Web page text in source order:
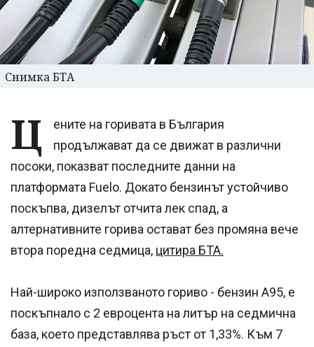
Снимка БТА
Ц
ените на горивата в България
продължават да се движат в различни
посоки, показват последните данни на
платформата Fuelo. Докато бензинът устойчиво
поскъпва, дизелът отчита лек спад, а
алтернативните горива остават без промяна вече
втора поредна седмица, цитира БТА.
Най-широко използваното гориво - бензин А95, е
поскъпнало с 2 евроцента на литър на седмична
база, което представлява ръст от 1,33%. Към 7